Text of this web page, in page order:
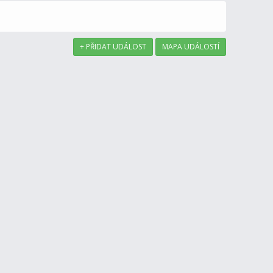
+ PŘIDAT UDÁLOST MAPA UDÁLOSTÍ